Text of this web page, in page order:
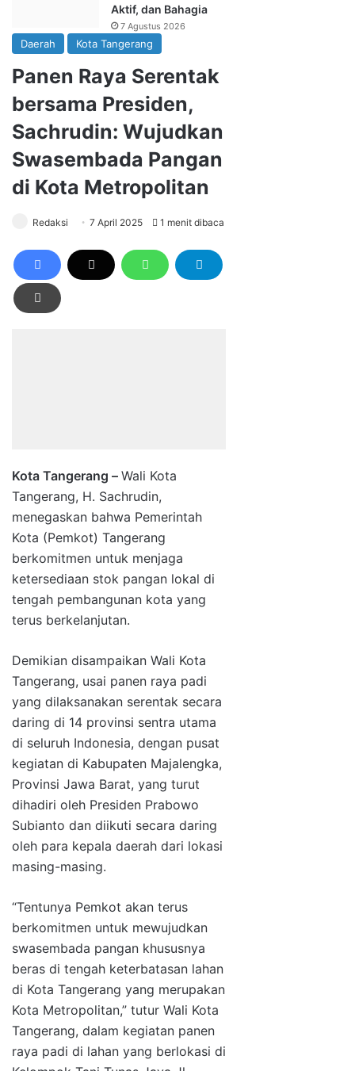
Aktif, dan Bahagia
7 Agustus 2026